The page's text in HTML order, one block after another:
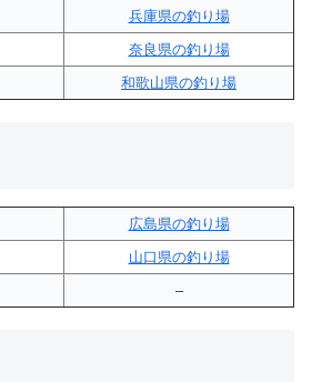
兵庫県の釣り場
奈良県の釣り場
和歌山県の釣り場
広島県の釣り場
山口県の釣り場
–